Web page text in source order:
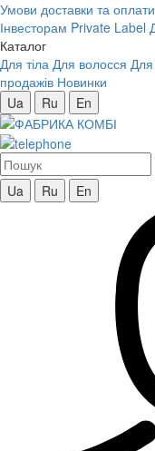
Умови доставки та
Інвесторам Private Label
Каталог
Для тіла Для волосся Для
продажів Новинки
Ua
Ru En
Ua Ru En